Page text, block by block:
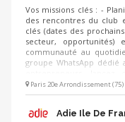
Vos missions clés : -
des rencontres du club
clés (dates des
secteur,
communauté au
groupe WhatsApp dédié
l'entraide entre les
d'engagement des
nouvelles thématiques de
Paris 20e Arrondissement (75)
Adie Ile De